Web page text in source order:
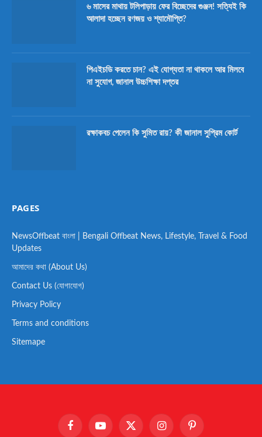
৬ মাসের মাথায় টলিপাড়ায় ফের বিচ্ছেদের গুঞ্জন! সত্যিই কি
আলাদা হচ্ছেন রণজয় ও শ্যামৌপ্তি?
পিএইচডি করতে চান? এই যোগ্যতা না থাকলে আর মিলবে
না সুযোগ, জানাল উচ্চশিক্ষা দপ্তর
রক্ষাকবচ পেলেন কি সুমিত রায়? কী জানাল সুপ্রিম কোর্ট
PAGES
NewsOffbeat বাংলা | Bengali Offbeat News, Lifestyle, Travel & Food
Updates
আমাদের কথা (About Us)
Contact Us (যোগাযোগ)
Privacy Policy
Terms and conditions
Sitemape
FacebookYouTube X InstagramPinterest